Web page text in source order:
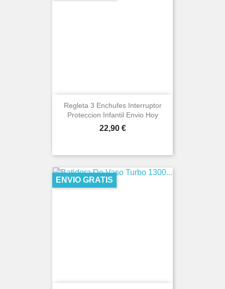
Regleta 3 Enchufes Interruptor
Proteccion Infantil Envio Hoy
Precio
22,90 €
ENVIO GRATIS